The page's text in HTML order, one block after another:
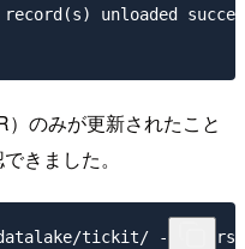
record(s) unloaded
のみが更新されたこと
きました。
datalake/tickit/ --